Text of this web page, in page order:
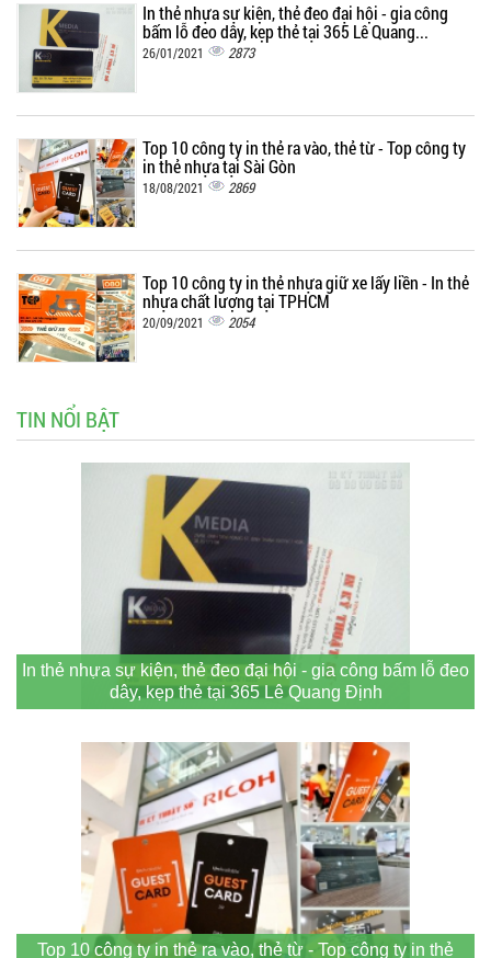
In thẻ nhựa sự kiện, thẻ đeo đại hội - gia công
bấm lỗ đeo dây, kẹp thẻ tại 365 Lê Quang...
26/01/2021 2873
Top 10 công ty in thẻ ra vào, thẻ từ - Top công ty
in thẻ nhựa tại Sài Gòn
18/08/2021 2869
Top 10 công ty in thẻ nhựa giữ xe lấy liền - In thẻ
nhựa chất lượng tại TPHCM
20/09/2021 2054
TIN NỔI BẬT
In thẻ nhựa sự kiện, thẻ đeo đại hội - gia công bấm lỗ đeo
dây, kẹp thẻ tại 365 Lê Quang Định
Top 10 công ty in thẻ ra vào, thẻ từ - Top công ty in thẻ